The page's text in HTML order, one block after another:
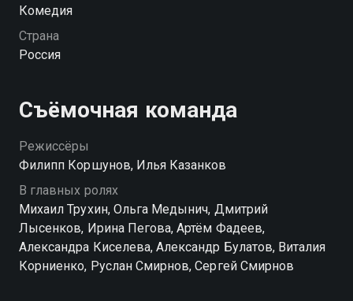
вмешивается мать Даши — человек с богатой
фантазией и непредсказуемым поведением. К
этому добавляется ещё одна проблема: брат Эдика
поездка превращается в сумбурное приключение,
где на каждом шагу возникают новые сложности, а
добраться до пункта назначения становится
настоящим испытанием. Смотреть сериал «Погнали»
WINK в Смотрёшке.
Посмотреть онлайн 1 сезон сериала Погнали! вы
можете совершенно бесплатно в хорошем HD
качестве на Смотрёшке
Комедия
Страна
Россия
Съёмочная команда
Режиссёры
Филипп Коршунов, Илья Казанков
В главных ролях
Михаил Трухин, Ольга Медынич, Дмитрий
Лысенков, Ирина Пегова, Артём Фадеев,
Александра Киселева, Александр Булатов, Виталия
Корниенко, Руслан Смирнов, Сергей Смирнов